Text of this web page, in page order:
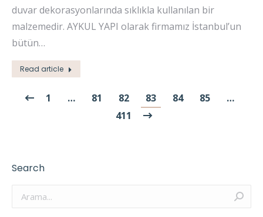
duvar dekorasyonlarında sıklıkla kullanılan bir
malzemedir. AYKUL YAPI olarak firmamız İstanbul’un
bütün…
Read article
1 … 81 82 83 84 85
…
411
Search
Arama: